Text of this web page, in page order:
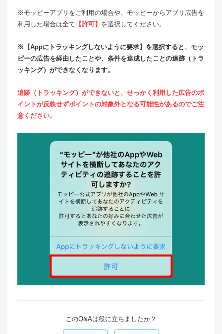
※モッピーアプリをご利用の場合や、モッピーからアプリ広告を
利用した場合は全て 【許可】 を選択してください。
※【Appにトラッキングしないように要求】を選択すると、モッ
ピーの広告を経由したことや、条件を達成したことの追跡（トラ
ッキング）ができなくなります。
追跡（トラッキング）ができないと、せっかく利用した広告のポ
イントが反映せずポイントの対象外となる可能性があるのでご注
意ください。
このQ&Aは役に立ちましたか？